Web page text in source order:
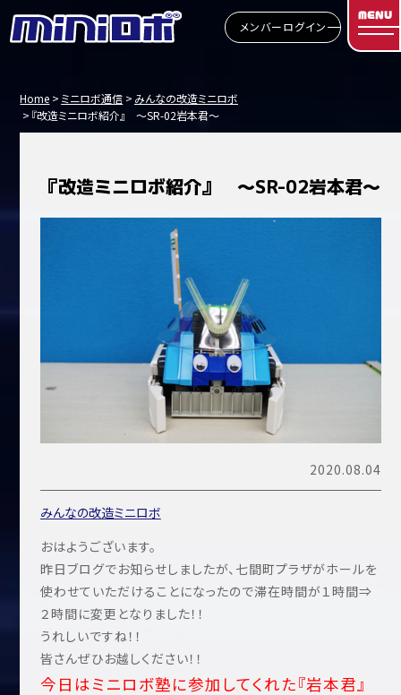
メンバーログイン
MENU
Home ミニロボ通信
みんなの改造ミニロボ
『改造ミニロボ紹介』 ～SR-02岩本君～
『改造ミニロボ紹介』 ～SR-02岩本君～
2020.08.04
みんなの改造ミニロボ
おはようございます。
昨日ブログでお知らせしましたが、七間町プラザがホールを
使わせていただけることになったので滞在時間が１時間⇒
２時間に変更となりました！！
うれしいですね！！
皆さんぜひお越しください！！
今日はミニロボ塾に参加してくれた『岩本君』